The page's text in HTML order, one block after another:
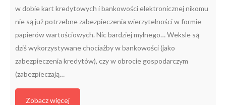
w dobie kart kredytowych i bankowości elektronicznej nikomu
nie są już potrzebne zabezpieczenia wierzytelności w formie
papierów wartościowych. Nic bardziej mylnego… Weksle są
dziś wykorzystywane chociażby w bankowości (jako
zabezpieczenia kredytów), czy w obrocie gospodarczym
(zabezpieczają…
Zobacz więcej